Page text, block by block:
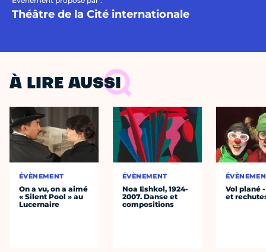
Théâtre de la Cité internationale
À LIRE AUSSI
ÉVÈNEMENT
On a vu, on a aimé
« Silent Pool » au
Lucernaire
ÉVÈNEMENT
Noa Eshkol, 1924-
2007. Danse et
compositions
Vol plané
et